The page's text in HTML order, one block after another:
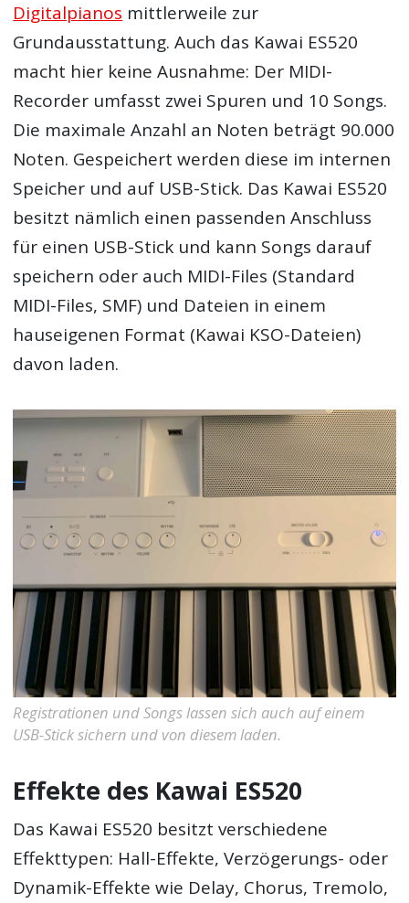
Digitalpianos mittlerweile zur
Grundausstattung. Auch das Kawai ES520
macht hier keine Ausnahme: Der MIDI-
Recorder umfasst zwei Spuren und 10 Songs.
Die maximale Anzahl an Noten beträgt 90.000
Noten. Gespeichert werden diese im internen
Speicher und auf USB-Stick. Das Kawai ES520
besitzt nämlich einen passenden Anschluss
für einen USB-Stick und kann Songs darauf
speichern oder auch MIDI-Files (Standard
MIDI-Files, SMF) und Dateien in einem
hauseigenen Format (Kawai KSO-Dateien)
davon laden.
Registrationen und Songs lassen sich auch auf einem
USB-Stick sichern und von diesem laden.
Effekte des Kawai ES520
Das Kawai ES520 besitzt verschiedene
Effekttypen: Hall-Effekte, Verzögerungs- oder
Dynamik-Effekte wie Delay, Chorus, Tremolo,